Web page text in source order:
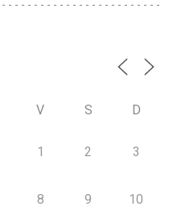
V S D
1 2 3
8 9 10